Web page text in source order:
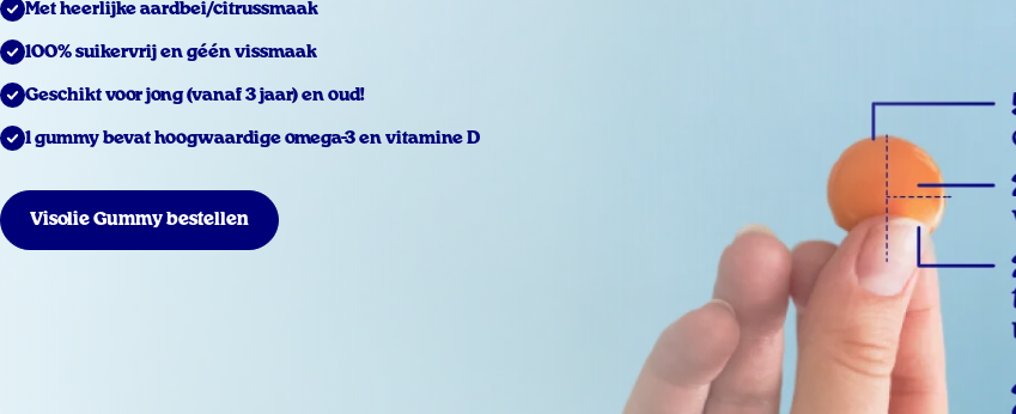
Met heerlijke aardbei/citrussmaak
100% suikervrij en géén vissmaak
Geschikt voor jong (vanaf 3 jaar) en oud!
1 gummy bevat hoogwaardige omega-3 en vitamine D
Visolie Gummy bestellen